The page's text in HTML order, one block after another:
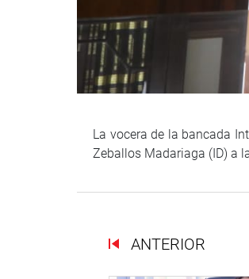
La vocera de la bancada
Zeballos Madariaga (ID) a
ANTERIOR